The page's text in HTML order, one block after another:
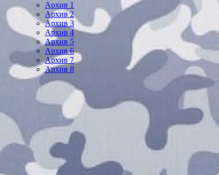
Архив 1
Архив 2
Архив 3
Архив 4
Архив 5
Архив 6
Архив 7
Архив 8